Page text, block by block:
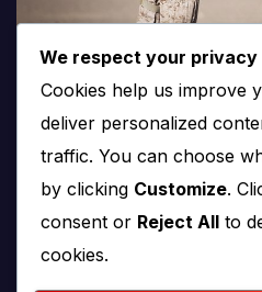
We respect your privacy
Cookies help us improve
deliver personalized
traffic. You can choose
by clicking Customize.
consent or Reject All to
cookies.